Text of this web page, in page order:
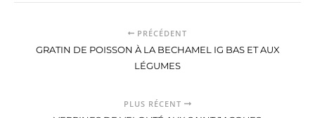
PRÉCÉDENT
GRATIN DE POISSON À LA BECHAMEL IG BAS ET AUX
LÉGUMES
PLUS RÉCENT